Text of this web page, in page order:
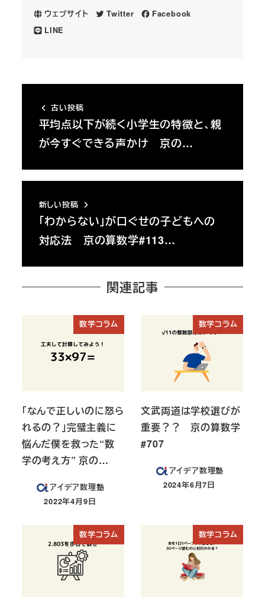
ウェブサイト Twitter
Facebook
LINE
古い投稿
平均点以下が続く小学生の特徴と、親
が今すぐできる声かけ 京の…
新しい投稿
「わからない」が口ぐせの子どもへの
対応法 京の算数学#113…
関連記事
数学コラム
「なんで正しいのに怒ら
れるの？」完璧主義に
悩んだ僕を救った“数
学の考え方” 京の…
アイデア数理塾
投稿日
2022年4月9日
数学コラム
文武両道は学校選びが
重要？？ 京の算数学
#707
アイデア数理塾
投稿日
2024年6月7日
数学コラム 数学コラム